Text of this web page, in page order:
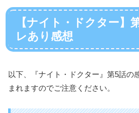
【ナイト・ドクター】
レあり感想
以下、『ナイト・ドクター』第5話の
まれますのでご注意ください。